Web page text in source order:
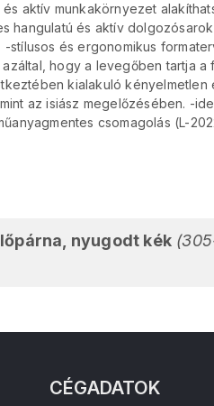
aktív munkakörnyezet
hangulatú és aktív
stílusos és ergonomikus
hogy a levegőben tartja
kialakuló
az isiász megelőzésében. -
csomagolás (L-
nyugodt kék
CÉGADATOK